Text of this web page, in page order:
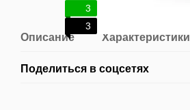
3
3
Описание Характеристики
Поделиться в соцсетях